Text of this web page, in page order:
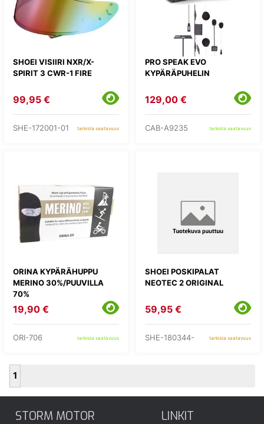
SHOEI VISIIRI NXR/X-
SPIRIT 3 CWR-1 FIRE
99,95 €
SHE-172001-01 tarkista saatavuus
PRO SPEAK EVO
KYPÄRÄPUHELIN
129,00 €
CAB-A9235 tarkista saatavuus
ORINA KYPÄRÄHUPPU
MERINO 30%/PUUVILLA
70%
19,90 €
ORI-706 tarkista saatavuus
SHOEI POSKIPALAT
NEOTEC 2 ORIGINAL
59,95 €
SHE-180344- tarkista saatavuus
1
STORM MOTOR LINKIT